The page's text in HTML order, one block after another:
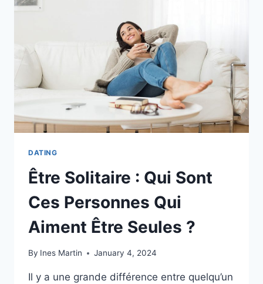
BÉNÉFICES
D’UNE
DATING
Être Solitaire : Qui Sont
Ces Personnes Qui
Aiment Être Seules ?
By Ines Martin January 4, 2024
Il y a une grande différence entre quelqu’un